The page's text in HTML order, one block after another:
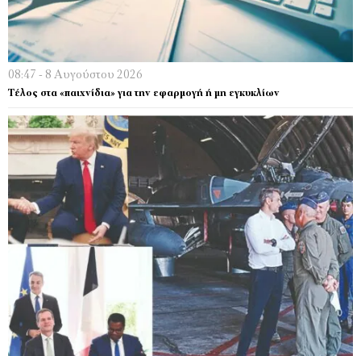
08:47 - 8 Αυγούστου 2026
Τέλος στα «παιχνίδια» για την εφαρμογή ή μη εγκυκλίων